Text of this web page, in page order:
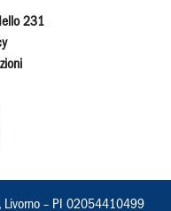
231
Livorno – PI 02054410499